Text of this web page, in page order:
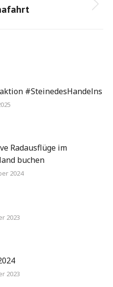
Nächster
#SteinedesHandelns
Radausflüge im
buchen
2024
2023
2023